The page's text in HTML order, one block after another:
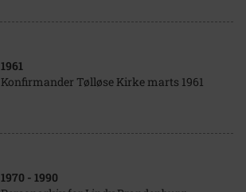
1961
Konfirmander Tølløse Kirke marts 1961
1970 - 1990